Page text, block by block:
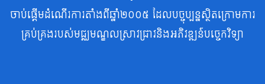
ចាប់ផ្តើមដំណើរការតាំងពីឆ្នាំ២០០៥ ដែលបច្ចុប្បន្នស្ថិតក្រោមការ
គ្រប់គ្រងរបស់មជ្ឈមណ្ឌលស្រាវជ្រាវនិងអភិវឌ្ឍន៍បច្ចេកវិទ្យា